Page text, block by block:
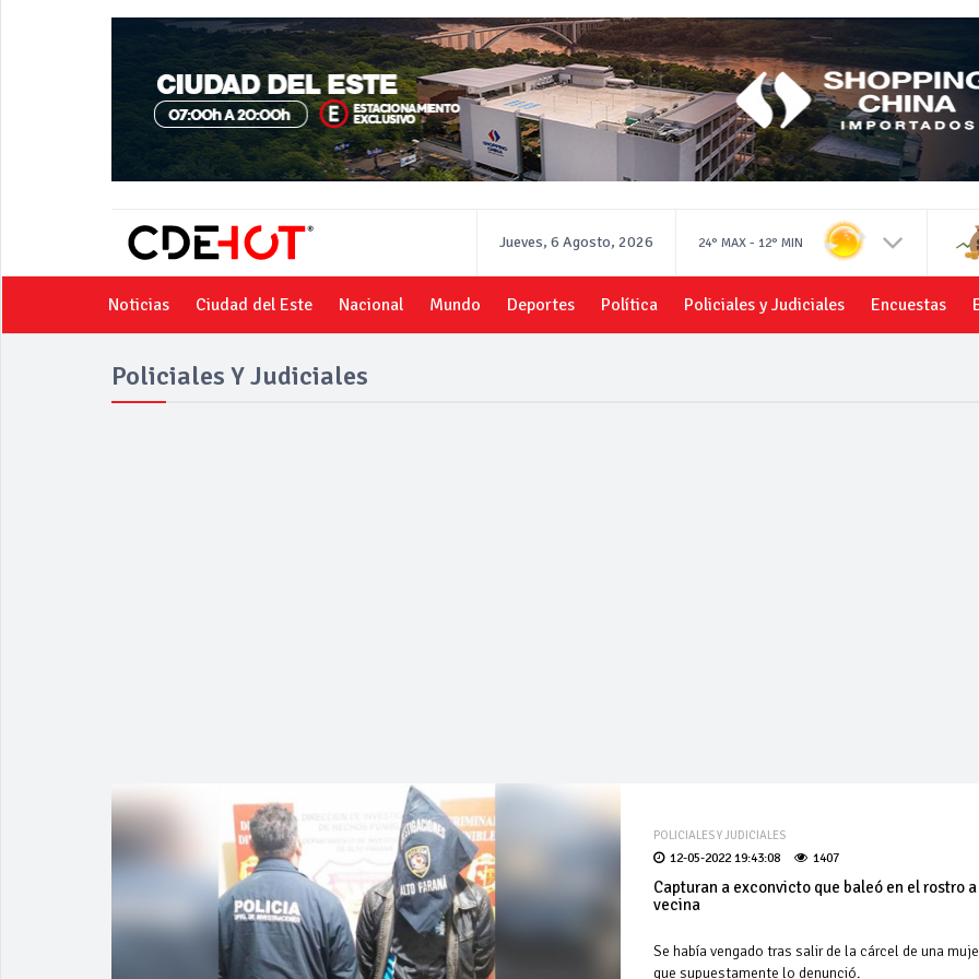
Jueves, 6 Agosto, 2026 24° MAX - 12° MIN
Noticias Ciudad del Este Nacional Mundo Deportes Política Policiales y Judiciales Encuestas
Policiales Y Judiciales
POLICIALES Y JUDICIALES
12-05-2022 19:43:08 1407
Capturan a exconvicto que baleó en el rostro
vecina
Se había vengado tras salir de la cárcel de una
que supuestamente lo denunció.